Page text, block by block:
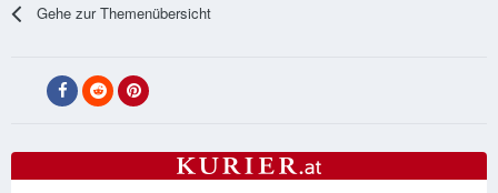
Gehe zur Themenübersicht